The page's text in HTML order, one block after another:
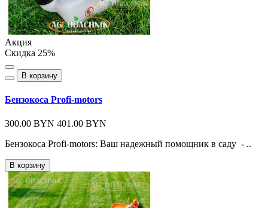
Акция
Скидка 25%
В корзину
Бензокоса Profi-motors
300.00 BYN 401.00 BYN
Бензокоса Profi-motors: Ваш надежный помощник в саду - ..
В корзину